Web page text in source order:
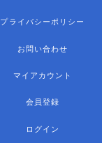
プライバシーポリシー
お問い合わせ
マイアカウント
会員登録
ログイン